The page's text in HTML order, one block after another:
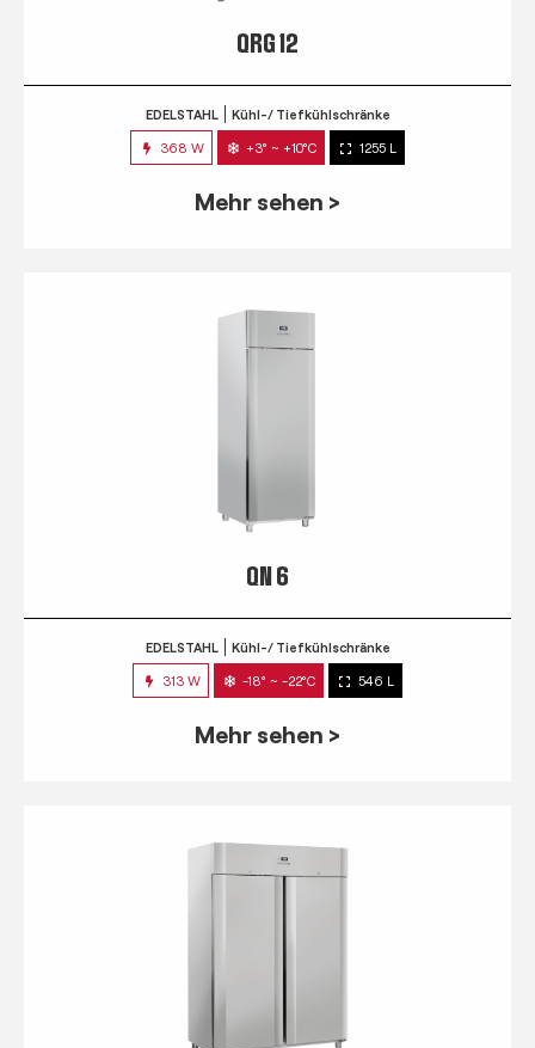
QRG 12
EDELSTAHL Kühl-/ Tiefkühlschränke
368 W +3° ~ +10°C 1255 L
Mehr sehen >
QN 6
EDELSTAHL Kühl-/ Tiefkühlschränke
313 W -18° ~ -22°C 546 L
Mehr sehen >